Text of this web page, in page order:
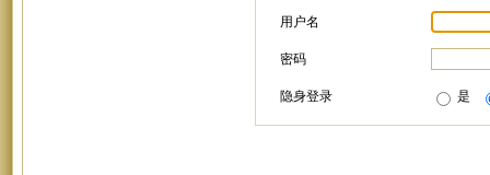
用户名
密码
隐身登录 是